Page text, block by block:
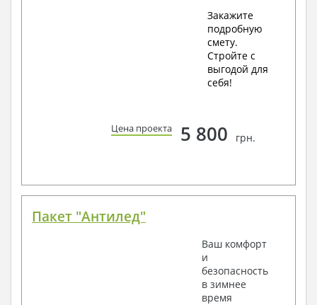
Закажите
подробную
смету.
Стройте с
выгодой для
себя!
Цена проекта 5 800 грн.
Пакет "Антилед"
Ваш комфорт
и
безопасность
в зимнее
время